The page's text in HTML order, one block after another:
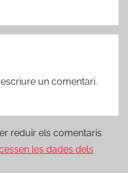
un comentari.
reduir els comentaris
les dades dels